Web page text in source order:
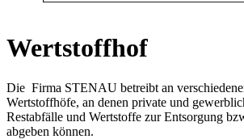
Wertstoffhof
Die Firma STENAU betreibt an
Wertstoffhöfe, an denen private und
Restabfälle und Wertstoffe zur Entsorgung
abgeben können.